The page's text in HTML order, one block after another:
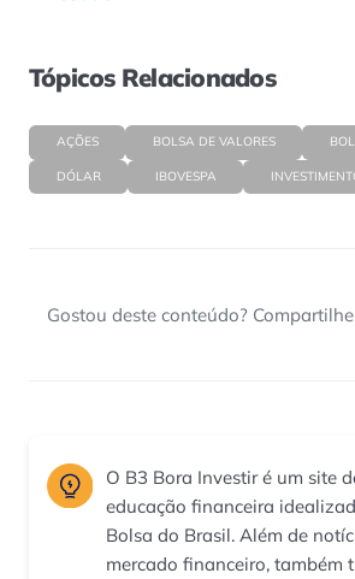
Tópicos Relacionados
AÇÕES BOLSA DE VALORES
DÓLAR IBOVESPA
Gostou deste conteúdo?
O B3 Bora Investir é um site
educação financeira
Bolsa do Brasil. Além de
mercado financeiro, também